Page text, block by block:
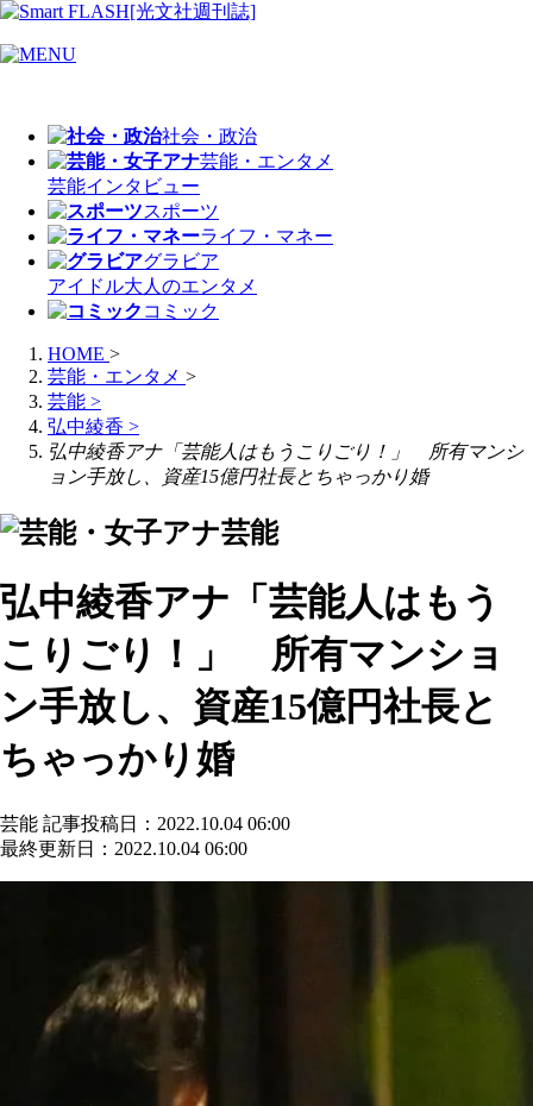
社会・政治
芸能・エンタメ
芸能インタビュー
スポーツ
ライフ・マネー
グラビア
アイドル大人のエンタメ
コミック
HOME >
芸能・エンタメ >
芸能 >
弘中綾香 >
弘中綾香アナ「芸能人はもうこりごり！」 所有マンシ
ョン手放し、資産15億円社長とちゃっかり婚
芸能
弘中綾香アナ「芸能人はもう
こりごり！」 所有マンショ
ン手放し、資産15億円社長と
ちゃっかり婚
芸能 記事投稿日：2022.10.04 06:00
最終更新日：2022.10.04 06:00